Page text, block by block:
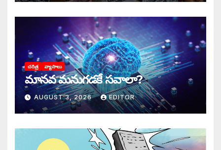
చరిత్ర వ్యాసాలు
మానవ మనుగడకే సవాలా?
AUGUST 3, 2026 EDITOR